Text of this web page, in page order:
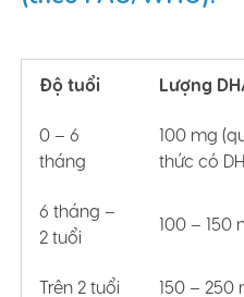
Độ tuổi
Lượng
0 – 6
tháng
100 mg
thức có
6 tháng –
2 tuổi
100 – 150
Trên 2 tuổi 150 – 250